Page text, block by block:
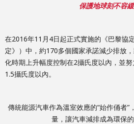
保護地球刻不容
在2016年11月4日起正式實施的《巴黎協
定》）中，約170多個國家承諾減少排放
化時期上升幅度控制在2攝氏度以內，並
1.5攝氏度以內。
傳統能源汽車作為溫室效應的“始作俑者
量，讓汽車減排成為環保的